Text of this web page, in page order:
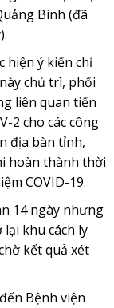
Bình (đã
hiện ý kiến chỉ
chủ trì, phối
liên quan tiến
2 cho các công
địa bàn tỉnh,
hoàn thành thời
COVID-19.
14 ngày nhưng
khu cách ly
kết quả xét
Bệnh viện